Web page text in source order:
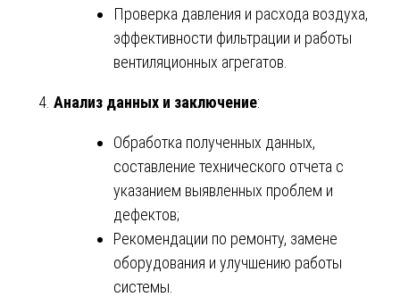
Проверка давления и расхода воздуха,
эффективности фильтрации и работы
вентиляционных агрегатов.
Анализ данных и заключение:
Обработка полученных данных,
составление технического отчета с
указанием выявленных проблем и
дефектов;
Рекомендации по ремонту, замене
оборудования и улучшению работы
системы.